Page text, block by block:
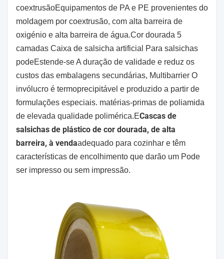
coextrusãoEquipamentos de PA e PE provenientes do
moldagem por coextrusão, com alta barreira de
oxigénio e alta barreira de água.Cor dourada 5
camadas Caixa de salsicha artificial Para salsichas
podeEstende-se A duração de validade e reduz os
custos das embalagens secundárias, Multibarrier O
invólucro é termoprecipitável e produzido a partir de
formulações especiais. matérias-primas de poliamida
de elevada qualidade polimérica.ECascas de
salsichas de plástico de cor dourada, de alta
barreira, à vendaadequado para cozinhar e têm
características de encolhimento que darão um Pode
ser impresso ou sem impressão.